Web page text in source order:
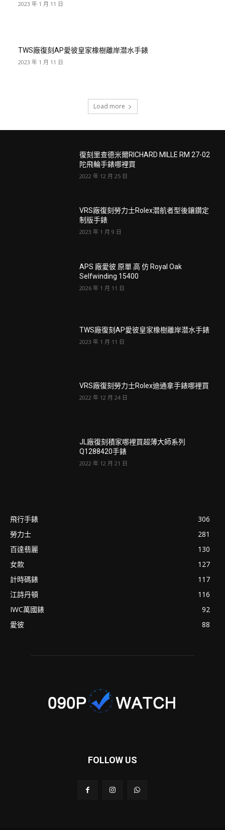
2023 年 1 月 11 日
TWS廠復刻AP愛彼皇家橡樹離岸潜水手錶
2023 年 1 月 11 日
Load more
復刻里查德米爾RICHARD MILLE RM 27-02
陀飛輪手錶哪裡買
2022 年 12 月 25 日
VRS廠復刻勞力士Rolex潜航者型後鑲鑽定
制版手錶
2023 年 1 月 9 日
APS 廠愛彼 原單 高 仿 Royal Oak
Selfwinding 15400
2026 年 1 月 11 日
TWS廠復刻AP愛彼皇家橡樹離岸潜水手錶
2023 年 1 月 11 日
VRS廠復刻勞力士Rolex迪通拿手錶哪裡買
2022 年 12 月 24 日
JL廠復刻積家哪裡買超薄大師系列
Q1288420手錶
2022 年 12 月 21 日
飛行手錶
306
勞力士
281
百達翡麗
130
女款
127
計時碼錶
117
江詩丹頓
116
IWC萬國錶
92
愛彼
88
FOLLOW US